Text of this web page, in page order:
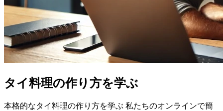
タイ料理の作り方を学ぶ
本格的なタイ料理の作り方を学ぶ 私たちのオンラインで簡